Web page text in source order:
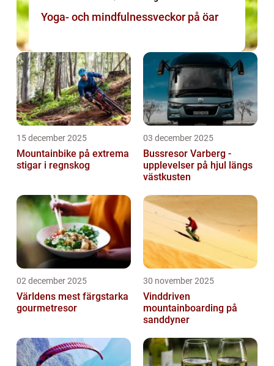
Yoga- och mindfulnessveckor på öar
15 december 2025
Mountainbike på extrema
stigar i regnskog
03 december 2025
Bussresor Varberg -
upplevelser på hjul längs
västkusten
02 december 2025
Världens mest färgstarka
gourmetresor
30 november 2025
Vinddriven
mountainboarding på
sanddyner